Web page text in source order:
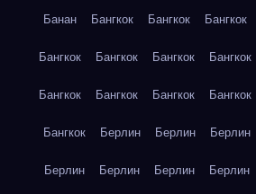
Банан Бангкок Бангкок Бангкок
Бангкок Бангкок Бангкок Бангкок
Бангкок Бангкок Бангкок Бангкок
Бангкок Берлин Берлин Берлин
Берлин Берлин Берлин Берлин